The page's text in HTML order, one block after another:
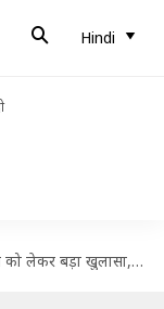
Hindi
फिल्ममेकर राहुल ने पोस्ट कर दी जानकारी